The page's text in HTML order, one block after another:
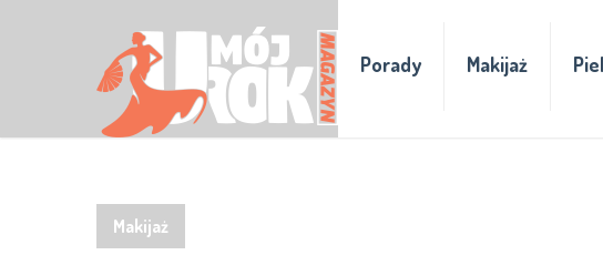
Porady Makijaż
Makijaż